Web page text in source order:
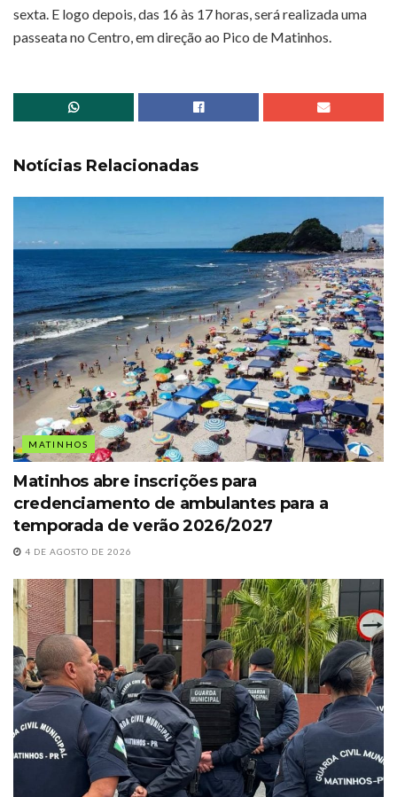
sexta. E logo depois, das 16 às 17 horas, será realizada uma
passeata no Centro, em direção ao Pico de Matinhos.
Notícias Relacionadas
MATINHOS
Matinhos abre inscrições para
credenciamento de ambulantes para a
temporada de verão 2026/2027
4 DE AGOSTO DE 2026